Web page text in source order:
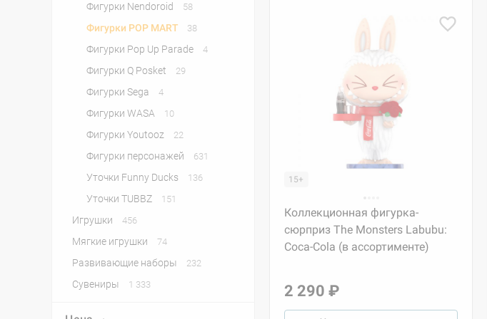
Фигурки Nendoroid 58
Фигурки POP MART 38
Фигурки Pop Up Parade 4
Фигурки Q Posket 29
Фигурки Sega 4
Фигурки WASA 10
Фигурки Youtooz 22
Фигурки персонажей 631
Уточки Funny Ducks 136
Уточки TUBBZ 151
Игрушки 456
Мягкие игрушки 74
Развивающие наборы 232
Сувениры 1 333
15+
Коллекционная фигурка-
сюрприз The Monsters Labubu:
Coca-Cola (в ассортименте)
2 290 ₽